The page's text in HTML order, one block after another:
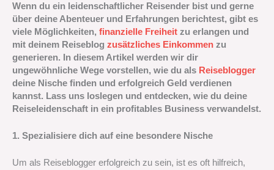
Wenn du ein leidenschaftlicher Reisender bist und gerne
über deine Abenteuer und Erfahrungen berichtest, gibt es
viele Möglichkeiten, finanzielle Freiheit zu erlangen und
mit deinem Reiseblog zusätzliches Einkommen zu
generieren. In diesem Artikel werden wir dir
ungewöhnliche Wege vorstellen, wie du als Reiseblogger
deine Nische finden und erfolgreich Geld verdienen
kannst. Lass uns loslegen und entdecken, wie du deine
Reiseleidenschaft in ein profitables Business verwandelst.
1. Spezialisiere dich auf eine besondere Nische
Um als Reiseblogger erfolgreich zu sein, ist es oft hilfreich,